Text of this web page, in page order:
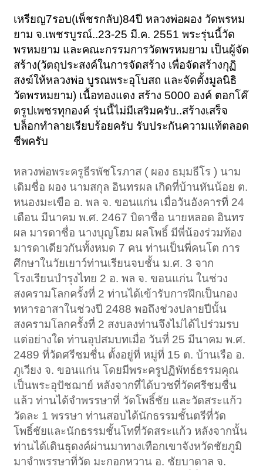
เหรียญ7รอบ(เพ็ชรกลับ)84ปี หลวงพ่อผอง วัดพรหม
ยาม จ.เพชรบูรณ์..23-25 มี.ค. 2551 พระรุ่นนี้วัด
พรหมยาม และคณะกรรมการวัดพรหมยาม เป็นผู้จัด
สร้าง(วัตถุประสงค์ในการจัดสร้าง เพื่อจัดสร้างกุฏิ
สงฆ์ให้หลวงพ่อ บูรณพระอุโบสถ และจัดตั้งมูลนิธิ
วัดพรหมยาม) เนื้อทองแดง สร้าง 5000 องค์ ตอกโค๊
ตรูปเพชรทุกองค์ รุ่นนี้ไม่มีเสริมครับ..สร้างเสร็จ
บล็อกทำลายเรียบร้อยครับ รับประกันความแท้ตลอด
ชีพครับ
หลวงพ่อพระครูธีรพัชโรภาส ( ผอง ธมฺมธีโร ) นาม
เดิมชื่อ ผอง นามสกุล อินทรผล เกิดที่บ้านหันน้อย ต.
หนองมะเขือ อ. พล จ. ขอนแก่น เมื่อวันอังคารที่ 24
เดือน มีนาคม พ.ศ. 2467 บิดาชื่อ นายหลอด อินทร
ผล มารดาชื่อ นางบุญโฮม ผลโพธิ์ มีพี่น้องร่วมท้อง
มารดาเดียวกันทั้งหมด 7 คน ท่านเป็นพี่คนโต การ
ศึกษาในวัยเยาว์ท่านเรียนจบชั้น ม.ศ. 3 จาก
โรงเรียนบำรุงไทย 2 อ. พล จ. ขอนแก่น ในช่วง
สงครามโลกครั้งที่ 2 ท่านได้เข้ารับการฝึกเป็นกอง
ทหารอาสาในช่วงปี 2488 พอถึงช่วงปลายปีนั้น
สงครามโลกครั้งที่ 2 สงบลงท่านจึงไม่ได้ไปร่วมรบ
แต่อย่างใด ท่านอุปสมบทเมื่อ วันที่ 25 มีนาคม พ.ศ.
2489 ที่วัดศรีชมชื่น ตั้งอยู่ที่ หมู่ที่ 15 ต. บ้านเรือ อ.
ภูเวียง จ. ขอนแก่น โดยมีพระครูปฏิพัทธ์ธรรมคุณ
เป็นพระอุปัชฌาย์ หลังจากที่ได้บวชที่วัดศรีชมชื่น
แล้ว ท่านได้จำพรรษาที่ วัดโพธิ์ชัย และวัดสระแก้ว
วัดละ 1 พรรษา ท่านสอบได้นักธรรมชั้นตรีที่วัด
โพธิ์ชัยและนักธรรมชั้นโทที่วัดสระแก้ว หลังจากนั้น
ท่านได้เดินธุดงค์ผ่านมาทางเทือกเขาจังหวัดชัยภูมิ
มาจำพรรษาที่วัด มะกอกหวาน อ. ชัยบาดาล จ.